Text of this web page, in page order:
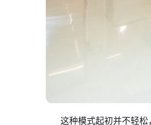
这种模式起初并不轻松